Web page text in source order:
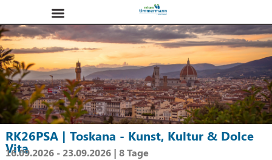
RK26PSA | Toskana - Kunst, Kultur & Dolce
Vita
16.09.2026 - 23.09.2026 | 8 Tage